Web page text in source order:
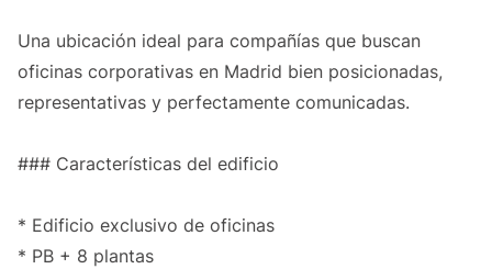
Una ubicación ideal para compañías que buscan
oficinas corporativas en Madrid bien posicionadas,
representativas y perfectamente comunicadas.
### Características del edificio
* Edificio exclusivo de oficinas
* PB + 8 plantas